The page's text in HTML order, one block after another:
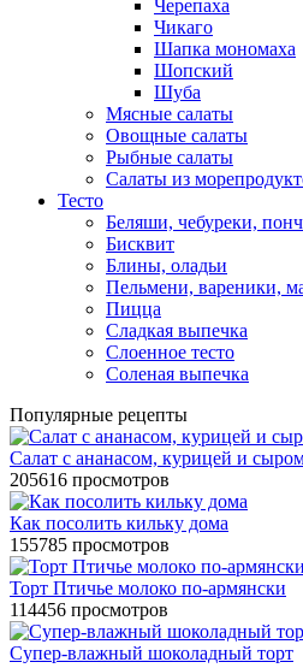
Черепаха
Чикаго
Шапка мономаха
Шопский
Шуба
Мясные салаты
Овощные салаты
Рыбные салаты
Салаты из
Тесто
Беляши, чебуреки,
Бисквит
Блины, оладьи
Пельмени, вареники,
Пицца
Сладкая выпечка
Слоенное тесто
Соленая выпечка
Популярные рецепты
Салат с ананасом, курицей и
205616 просмотров
Как посолить кильку дома
155785 просмотров
Торт Птичье молоко по-армянски
114456 просмотров
Супер-влажный шоколадный торт